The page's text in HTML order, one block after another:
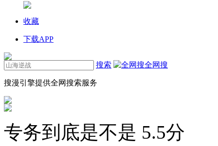
收藏
下载APP
搜索 全网搜
搜漫引擎提供全网搜索服务
专务到底是不是 5.5分